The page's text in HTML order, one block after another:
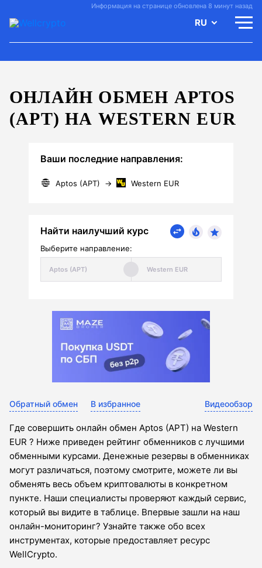
Информация на странице обновлена 8 минут назад
RU
ОНЛАЙН ОБМЕН APTOS
(APT) НА WESTERN EUR
Ваши последние направления:
Aptos (APT) → Western EUR
Найти наилучший курс
Выберите направление:
Обратный обмен В избранное Видеообзор
Где совершить онлайн обмен Aptos (APT) на Western
EUR ? Ниже приведен рейтинг обменников с лучшими
обменными курсами. Денежные резервы в обменниках
могут различаться, поэтому смотрите, можете ли вы
обменять весь объем криптовалюты в конкретном
пункте. Наши специалисты проверяют каждый сервис,
который вы видите в таблице. Впервые зашли на наш
онлайн-мониторинг? Узнайте также обо всех
инструментах, которые предоставляет ресурс
WellCrypto.